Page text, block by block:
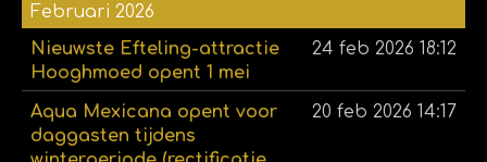
Februari 2026
Nieuwste Efteling-attractie
Hooghmoed opent 1 mei
24 feb 2026 18:12
Aqua Mexicana opent voor
daggasten tijdens
20 feb 2026 14:17